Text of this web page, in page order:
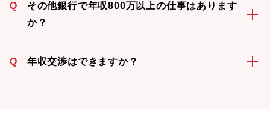
Q
その他銀行で年収800万以上の仕事はあります
か？
Q 年収交渉はできますか？